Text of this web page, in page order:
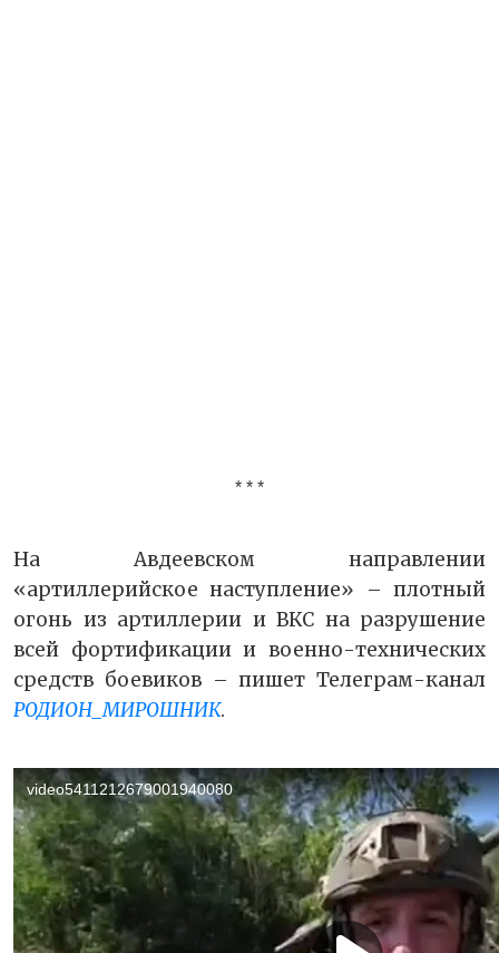
* * *
На Авдеевском направлении
«артиллерийское наступление» – плотный
огонь из артиллерии и ВКС на разрушение
всей фортификации и военно-технических
средств боевиков – пишет Телеграм-канал
РОДИОН_МИРОШНИК.